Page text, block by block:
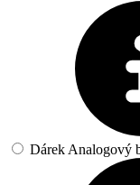
Dárek Analogový